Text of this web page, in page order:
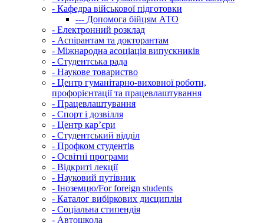
- Кафедра військової підготовки
--- Допомога бійцям АТО
- Електронний розклад
- Аспірантам та докторантам
- Міжнародна асоціація випускників
- Студентська рада
- Наукове товариство
- Центр гуманітарно-виховної роботи,
профорієнтації та працевлаштування
- Працевлаштування
- Спорт і дозвілля
- Центр кар’єри
- Студентський відділ
- Профком студентів
- Освітні програми
- Відкриті лекції
- Науковий путівник
- Іноземцю/For foreign students
- Каталог вибіркових дисциплін
- Соціальна стипендія
- Автошкола